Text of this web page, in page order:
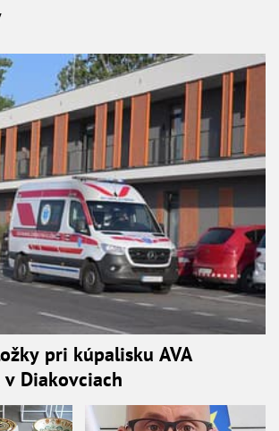
pri kúpalisku AVA
Diakovciach